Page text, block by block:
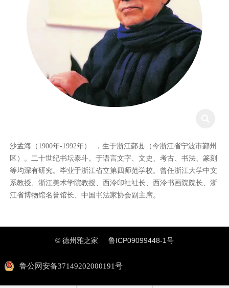
沙孟海（1900年-1992年） ，生于浙江鄞县（今浙江省宁波市鄞州
区）。二十世纪书坛泰斗。于语言文字、文史、考古、书法、篆刻
等均深有研究。毕业于浙江省立第四师范学校。曾任浙江大学中文
系教授、浙江美术学院教授、西泠印社社长、西泠书画院院长、浙
江省博物馆名誉馆长、中国书法家协会副主席。
© 德州雅之家 鲁ICP09099448-1号
鲁公网安备37149202000191号